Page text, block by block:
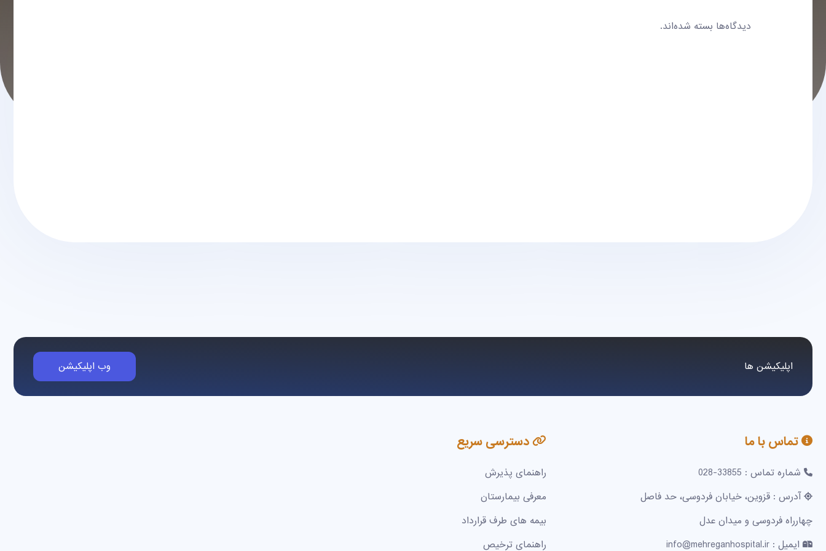
دیدگاه‌ها بسته شده‌اند.
اپلیکیشن ها وب اپلیکیشن
تماس با ما
شماره تماس : 33855-028
آدرس : قزوین، خیابان فردوسی، حد فاصل
چهارراه فردوسی و میدان عدل
ایمیل : info@mehreganhospital.ir
دسترسی سریع
راهنمای پذیرش
معرفی بیمارستان
بیمه های طرف قرارداد
راهنمای ترخیص